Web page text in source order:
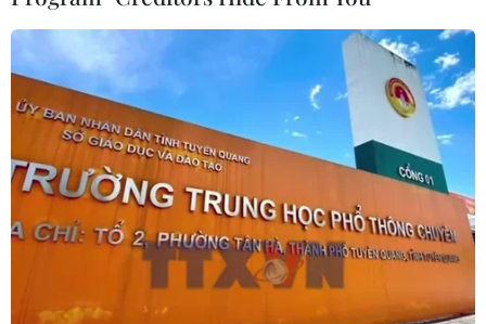
Huy Anh (Vietnam+)